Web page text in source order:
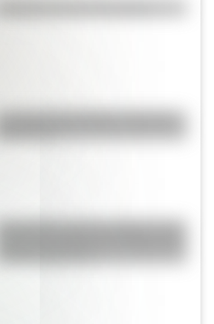
Efemérides del 6 de agosto: tres
un día como hoy